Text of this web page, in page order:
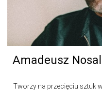
Amadeusz Nosal
Tworzy na przecięciu sztuk